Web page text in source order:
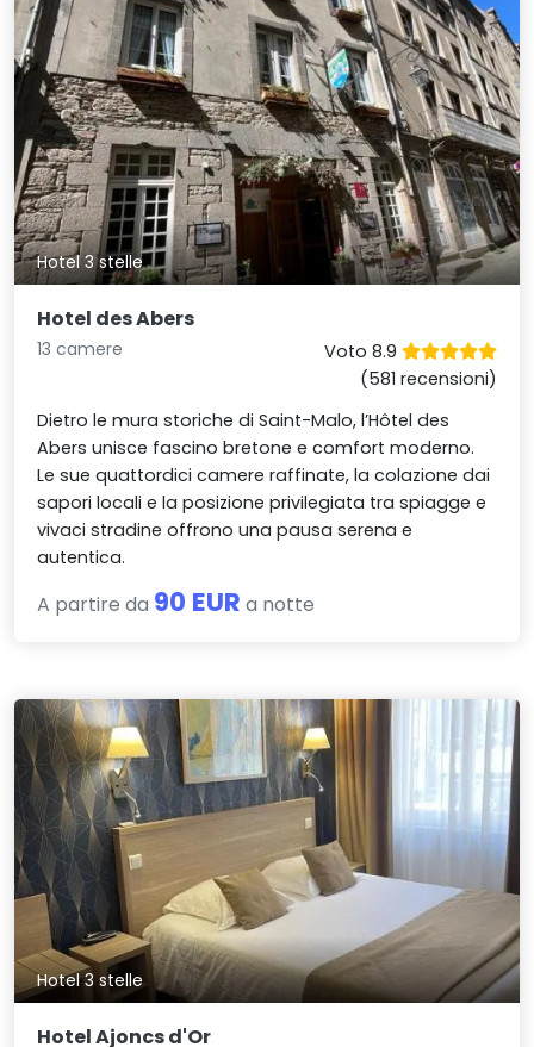
Hotel 3 stelle
Hotel des Abers
13 camere
Voto 8.9
(581 recensioni)
Dietro le mura storiche di Saint-Malo, l’Hôtel des
Abers unisce fascino bretone e comfort moderno.
Le sue quattordici camere raffinate, la colazione dai
sapori locali e la posizione privilegiata tra spiagge e
vivaci stradine offrono una pausa serena e
autentica.
A partire da 90 EUR a notte
Hotel 3 stelle
Hotel Ajoncs d'Or